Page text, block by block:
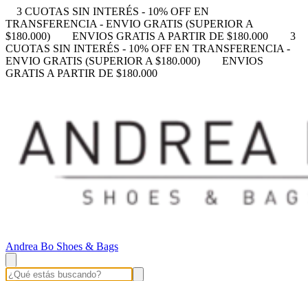
3 CUOTAS SIN INTERÉS - 10% OFF EN
TRANSFERENCIA - ENVIO GRATIS (SUPERIOR A
$180.000)
ENVIOS GRATIS A PARTIR DE $180.000
3
CUOTAS SIN INTERÉS - 10% OFF EN TRANSFERENCIA -
ENVIO GRATIS (SUPERIOR A $180.000)
ENVIOS
GRATIS A PARTIR DE $180.000
Andrea Bo Shoes & Bags